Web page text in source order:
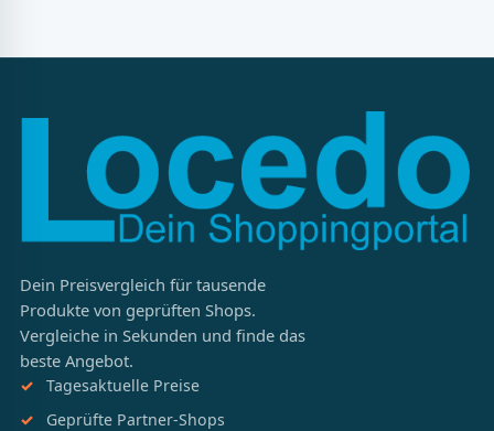
Dein Preisvergleich für tausende
Produkte von geprüften Shops.
Vergleiche in Sekunden und finde das
beste Angebot.
Tagesaktuelle Preise
Geprüfte Partner-Shops